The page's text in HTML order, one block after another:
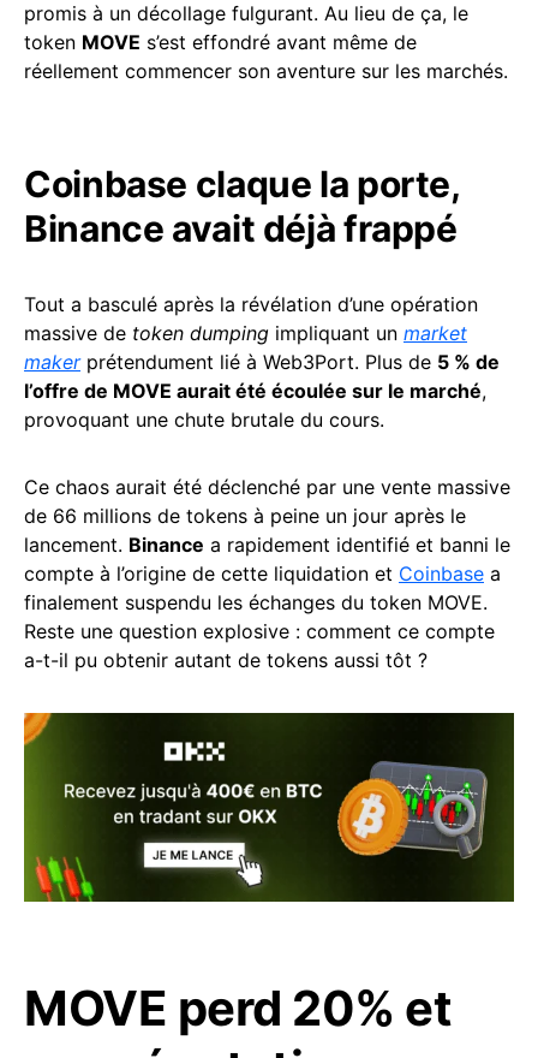
promis à un décollage fulgurant. Au lieu de ça, le
token MOVE s’est effondré avant même de
réellement commencer son aventure sur les marchés.
Coinbase claque la porte,
Binance avait déjà frappé
Tout a basculé après la révélation d’une opération
massive de token dumping impliquant un market
makerprétendument lié à Web3Port. Plus de 5 % de
l’offre de MOVE aurait été écoulée sur le marché,
provoquant une chute brutale du cours.
Ce chaos aurait été déclenché par une vente massive
de 66 millions de tokens à peine un jour après le
lancement. Binance a rapidement identifié et banni le
compte à l’origine de cette liquidation et Coinbase a
finalement suspendu les échanges du token MOVE.
Reste une question explosive : comment ce compte
a-t-il pu obtenir autant de tokens aussi tôt ?
MOVE perd 20% et